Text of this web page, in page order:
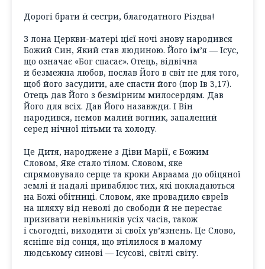
Дорогі брати й сестри, благодатного Різдва!
З лона Церкви-матері цієї ночі знову народився
Божий Син, Який став людиною. Його ім’я — Ісус,
що означає «Бог спасає». Отець, відвічна
й безмежна любов, послав Його в світ не для того,
щоб його засудити, але спасти його (пор Ів 3,17).
Отець дав Його з безмірним милосердям. Дав
Його для всіх. Дав Його назавжди. І Він
народився, немов малий вогник, запалений
серед нічної пітьми та холоду.
Це Дитя, народжене з Діви Марії, є Божим
Словом, Яке стало тілом. Словом, яке
спрямовувало серце та кроки Авраама до обіцяної
землі й надалі приваблює тих, які покладаються
на Божі обітниці. Словом, яке провадило євреїв
на шляху від неволі до свободи й не перестає
призивати невільників усіх часів, також
і сьогодні, виходити зі своїх ув’язнень. Це Слово,
ясніше від сонця, що втілилося в малому
людському синові — Ісусові, світлі світу.